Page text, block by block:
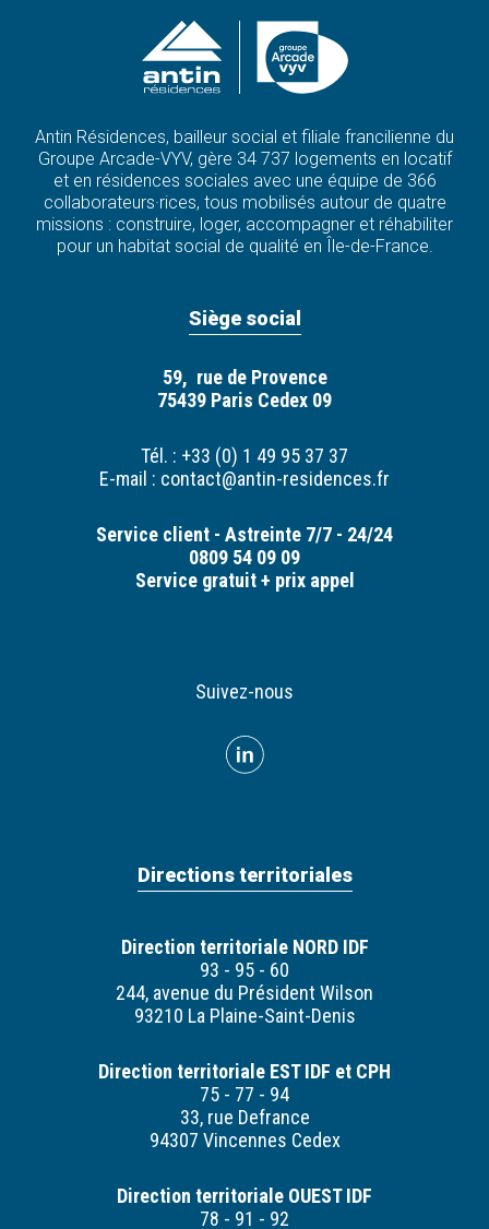
Antin Résidences, bailleur social et filiale francilienne du
Groupe Arcade-VYV, gère 34 737 logements en locatif
et en résidences sociales avec une équipe de 366
collaborateurs·rices, tous mobilisés autour de quatre
missions : construire, loger, accompagner et réhabiliter
pour un habitat social de qualité en Île-de-France.
Siège social
59, rue de Provence
75439 Paris Cedex 09
Tél. : +33 (0) 1 49 95 37 37
E-mail : contact@antin-residences.fr
Service client - Astreinte 7/7 - 24/24
0809 54 09 09
Service gratuit + prix appel
Suivez-nous
Directions territoriales
Direction territoriale NORD IDF
93 - 95 - 60
244, avenue du Président Wilson
93210 La Plaine-Saint-Denis
Direction territoriale EST IDF et CPH
75 - 77 - 94
33, rue Defrance
94307 Vincennes Cedex
Direction territoriale OUEST IDF
78 - 91 - 92